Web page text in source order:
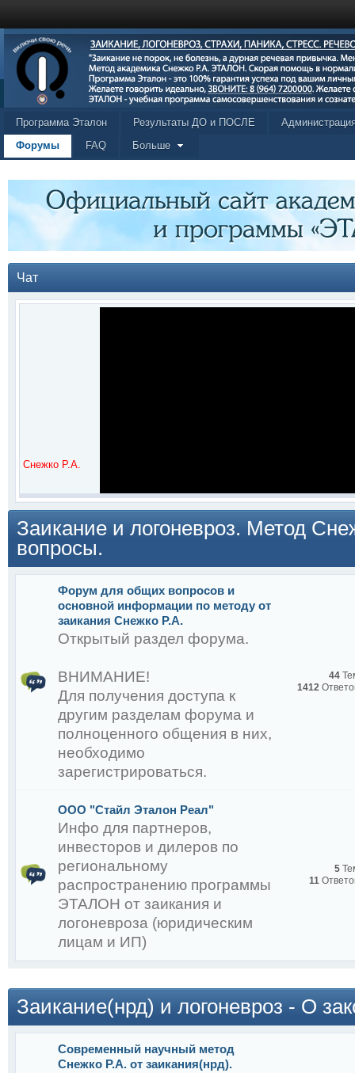
Программа Эталон Результаты ДО и ПОСЛЕ
Форумы
FAQ Больше
Чат
Снежко Р.А.
:
:
Заикание и логоневроз. Метод
вопросы.
Форум для общих вопросов и
основной информации по методу от
заикания Снежко Р.А.
Открытый раздел форума.
ВНИМАНИЕ!
Для получения доступа к
другим разделам форума и
полноценного общения в них,
необходимо
зарегистрироваться.
44
1412
ООО "Стайл Эталон Реал"
Инфо для партнеров,
инвесторов и дилеров по
региональному
распространению программы
ЭТАЛОН от заикания и
логоневроза (юридическим
лицам и ИП)
5
11
Заикание(нрд) и логоневроз - О
Современный научный метод
Снежко Р.А. от заикания(нрд).